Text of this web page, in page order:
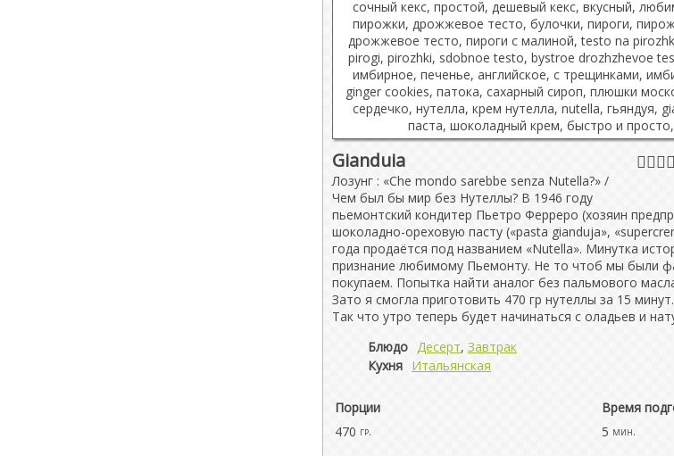
Gianduia
Лозунг : «Che mondo sarebbe senza Nutella?» /
Чем был бы мир без Нутеллы? В 1946 году
пьемонтский кондитер Пьетро Ферреро (хозяин
шоколадно-ореховую пасту («pasta gianduja»,
года продаётся под названием «Nutella». Минутка
признание любимому Пьемонту. Не то чтоб мы были
покупаем. Попытка найти аналог без пальмового
Зато я смогла приготовить 470 гр нутеллы за 15
Так что утро теперь будет начинаться с оладьев и
Блюдо Десерт, Завтрак
Кухня Итальянская
Порции
Время
470 гр. 5 мин.